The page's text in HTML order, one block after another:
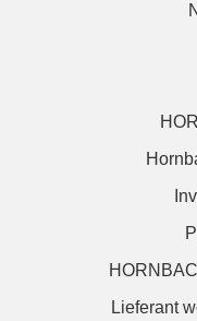
Lieferant